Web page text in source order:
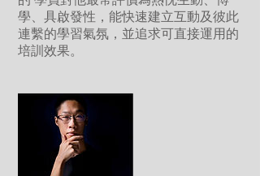
學、具啟發性，能快速建立互動及彼此
連繫的學習氣氛，並追求可直接運用的
培訓效果。